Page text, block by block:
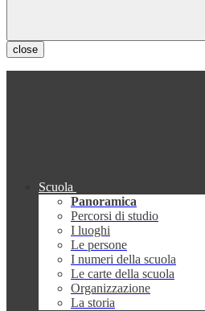
close
Scuola
Panoramica
Percorsi di studio
I luoghi
Le persone
I numeri della scuola
Le carte della scuola
Organizzazione
La storia